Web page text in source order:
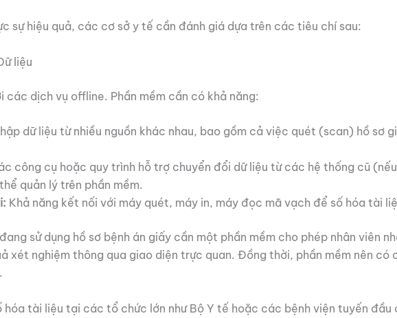
sự hiệu quả, các cơ sở y tế cần đánh giá dựa trên các tiêu chí sau:
liệu
dịch vụ offline. Phần mềm cần có khả năng:
dữ liệu từ nhiều nguồn khác nhau, bao gồm cả việc quét (scan) hồ sơ
công cụ hoặc quy trình hỗ trợ chuyển đổi dữ liệu từ các hệ thống cũ
quản lý trên phần mềm.
Khả năng kết nối với máy quét, máy in, máy đọc mã vạch để số hóa tài
sử dụng hồ sơ bệnh án giấy cần một phần mềm cho phép nhân viên
xét nghiệm thông qua giao diện trực quan. Đồng thời, phần mềm nên có
tài liệu tại các tổ chức lớn như Bộ Y tế hoặc các bệnh viện tuyến đầu